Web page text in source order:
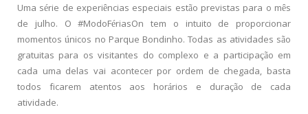
Uma série de experiências especiais estão previstas para o mês
de julho. O #ModoFériasOn tem o intuito de proporcionar
momentos únicos no Parque Bondinho. Todas as atividades são
gratuitas para os visitantes do complexo e a participação em
cada uma delas vai acontecer por ordem de chegada, basta
todos ficarem atentos aos horários e duração de cada
atividade.